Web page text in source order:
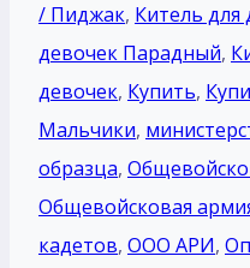
/ Пиджак, Китель для
девочек Парадный,
девочек, Купить,
Мальчики,
образца,
Общевойсковая
кадетов, ООО АРИ,